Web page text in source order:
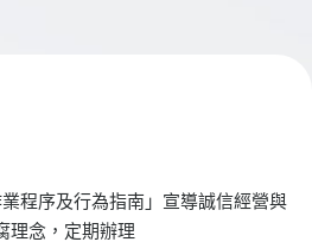
程序及行為指南」宣導誠信經營與
理念，定期辦理